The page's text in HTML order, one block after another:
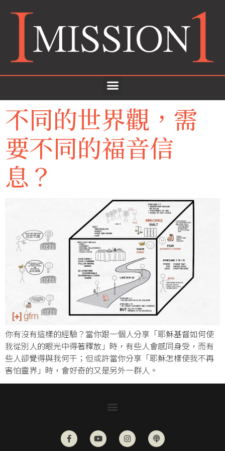
不同的世界觀，需
要不同的福音信
息？
你有沒有這樣的經驗？當你跟一個人分享「耶穌基督如何使
我從別人的眼光中得著釋放」時，有些人會感同身受，而有
些人卻覺得與我何干；但或許當你分享「耶穌怎樣使我不再
害怕靈界」時，會好奇的又是另外一群人。